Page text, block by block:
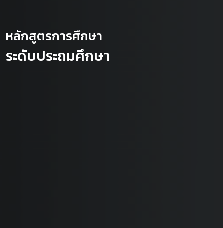
หลักสูตรการศึกษา
ระดับประถมศึกษา